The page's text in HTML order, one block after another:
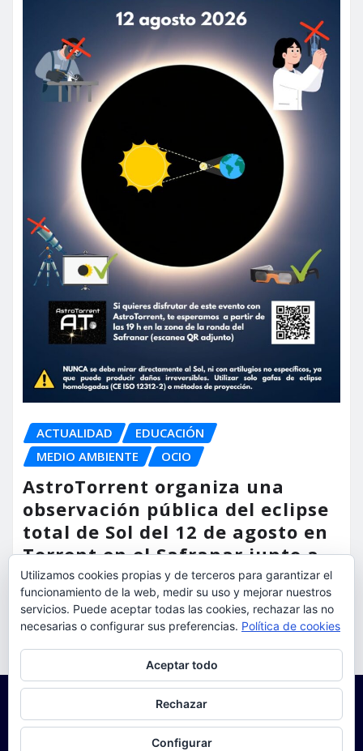
ACTUALIDAD
EDUCACIÓN
MEDIO AMBIENTE
OCIO
AstroTorrent organiza una
observación pública del eclipse
total de Sol del 12 de agosto en
Torrent en el Safranar junto a
las vías del AVE
torrent al dia Ago 5, 2026
Utilizamos cookies propias y de terceros para garantizar el
funcionamiento de la web, medir su uso y mejorar nuestros
servicios. Puede aceptar todas las cookies, rechazar las no
necesarias o configurar sus preferencias. Política de cookies
Aceptar todo
Rechazar
Configurar
Para obtener más información, incluido cómo gestionar las cookies,